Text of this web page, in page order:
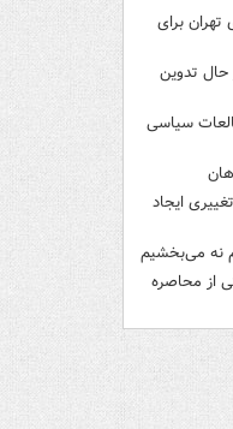
برای
تدوین
سیاسی
ایجاد
نه می‌بخشیم
از محاصره